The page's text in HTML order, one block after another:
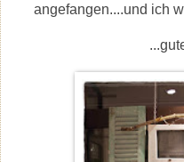
angefangen....und ich